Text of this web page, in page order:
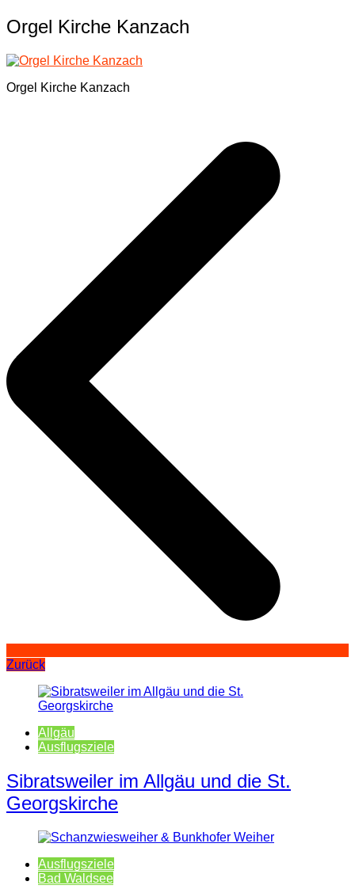
Orgel Kirche Kanzach
Orgel Kirche Kanzach
Zurück
Allgäu
Ausflugsziele
Sibratsweiler im Allgäu und die St.
Georgskirche
Ausflugsziele
Bad Waldsee